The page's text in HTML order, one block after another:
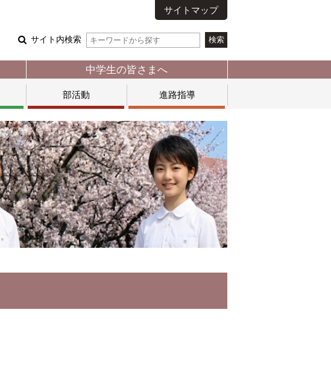
サイトマップ
サイト内検索
中学生の皆さまへ
部活動 進路指導